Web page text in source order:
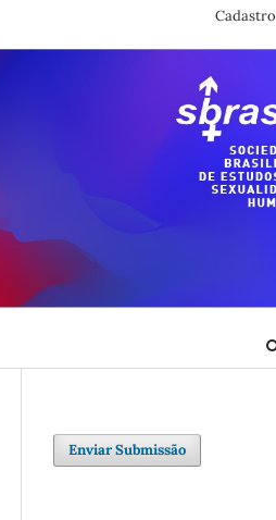
Cadastro
Enviar Submissão